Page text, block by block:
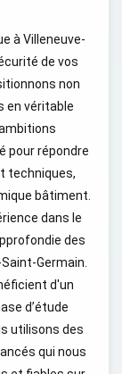
à Villeneuve-
de vos
non
en véritable
pour répondre
techniques,
bâtiment.
dans le
des
Germain.
d'un
d’étude
utilisons des
qui nous